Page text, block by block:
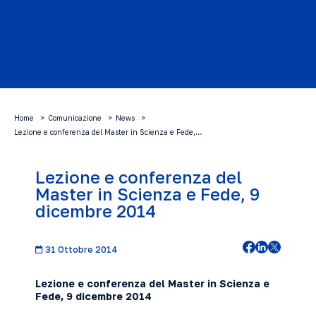
Home Comunicazione
News
Lezione e conferenza del Master in Scienza e Fede,…
Lezione e conferenza del
Master in Scienza e Fede, 9
dicembre 2014
31 Ottobre 2014
Lezione e conferenza del Master in Scienza e
Fede, 9 dicembre 2014